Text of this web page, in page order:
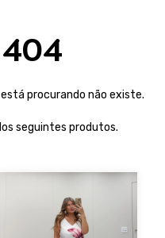
procurando não existe.
seguintes produtos.